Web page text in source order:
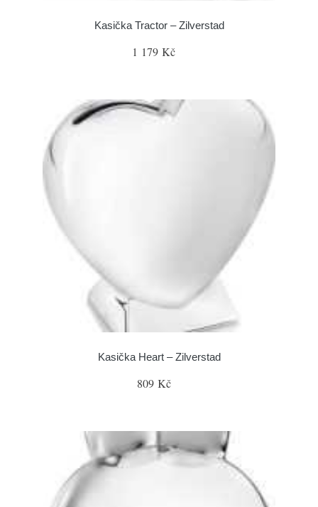
Kasička Tractor – Zilverstad
1 179 Kč
Kasička Heart – Zilverstad
809 Kč